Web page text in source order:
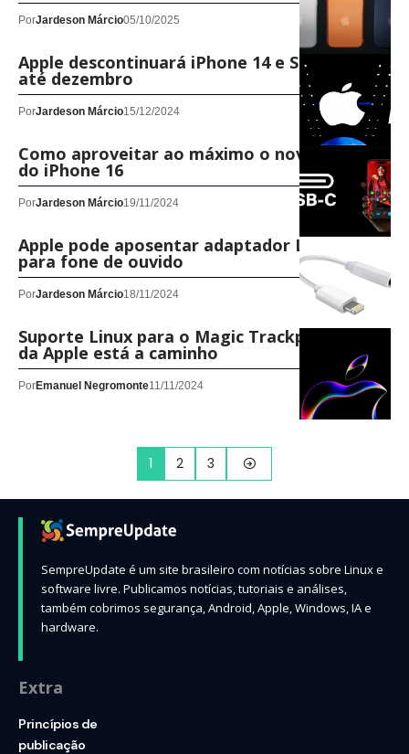
PorJardeson Márcio05/10/2025
Apple descontinuará iPhone 14 e SE na UE
até dezembro
PorJardeson Márcio15/12/2024
Como aproveitar ao máximo o novo USB-C
do iPhone 16
PorJardeson Márcio19/11/2024
Apple pode aposentar adaptador Lightning
para fone de ouvido
PorJardeson Márcio18/11/2024
Suporte Linux para o Magic Trackpad USB-C
da Apple está a caminho
PorEmanuel Negromonte11/11/2024
1 2 3
SempreUpdate é um site brasileiro com notícias sobre Linux e
software livre. Publicamos notícias, tutoriais e análises,
também cobrimos segurança, Android, Apple, Windows, IA e
hardware.
Extra
Princípios de
publicação